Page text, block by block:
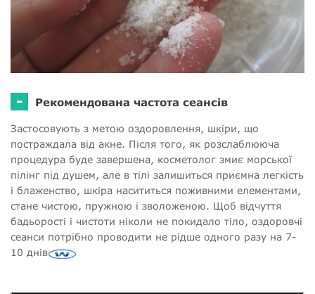
- Рекомендована частота сеансів
Застосовують з метою оздоровлення, шкіри, що
постраждала від акне. Після того, як розслаблююча
процедура буде завершена, косметолог змиє морської
пілінг під душем, але в тілі залишиться приємна легкість
і блаженство, шкіра насититься поживними елементами,
стане чистою, пружною і зволоженою. Щоб відчуття
бадьорості і чистоти ніколи не покидало тіло, оздоровчі
сеанси потрібно проводити не рідше одного разу на 7-
10 днів